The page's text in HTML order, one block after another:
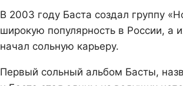
В 2003 году Баста создал группу
широкую популярность в России, а
начал сольную карьеру.
Первый сольный альбом Басты,